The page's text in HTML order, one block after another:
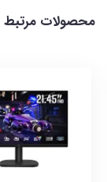
محصولات مرتبط